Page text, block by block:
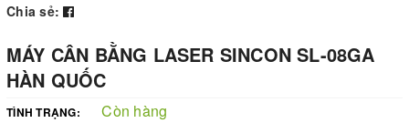
Chia sẻ:
MÁY CÂN BẰNG LASER SINCON SL-08GA
HÀN QUỐC
TÌNH TRẠNG: Còn hàng